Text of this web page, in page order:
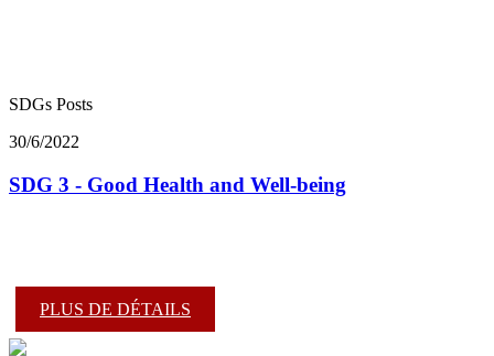
SDGs Posts
30/6/2022
SDG 3 - Good Health and Well-being
PLUS DE DÉTAILS